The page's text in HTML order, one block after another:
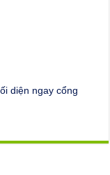
diện ngay cổng